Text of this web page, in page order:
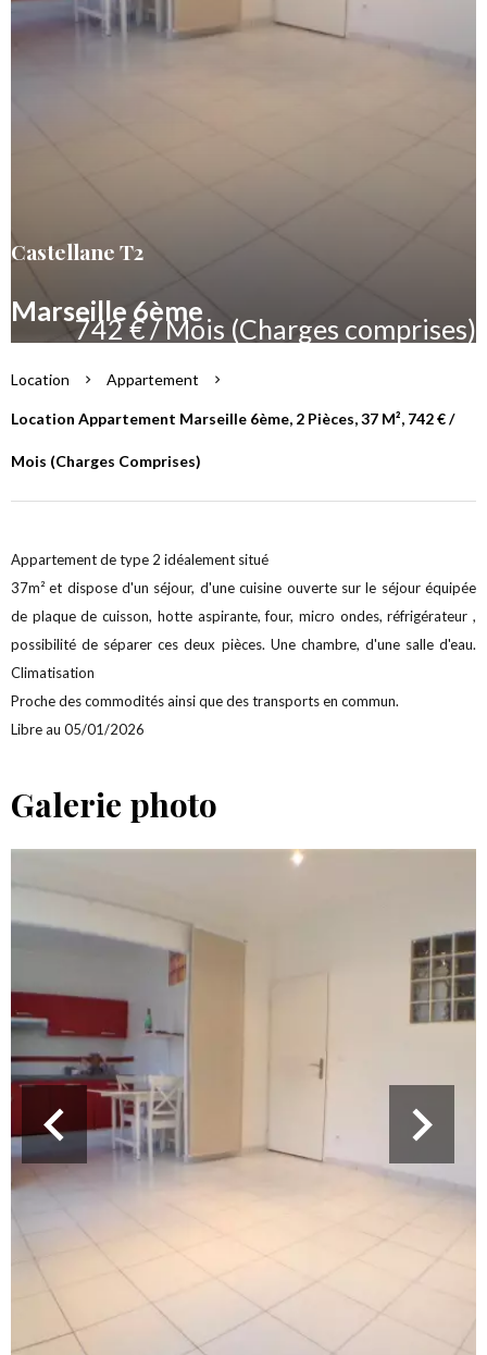
Castellane T2
Marseille 6ème
742 € / Mois (Charges comprises)
Location Appartement
Location Appartement Marseille 6ème, 2 Pièces, 37 M², 742 € /
Mois (Charges Comprises)
Appartement de type 2 idéalement situé
37m² et dispose d'un séjour, d'une cuisine ouverte sur le séjour équipée
de plaque de cuisson, hotte aspirante, four, micro ondes, réfrigérateur ,
possibilité de séparer ces deux pièces. Une chambre, d'une salle d'eau.
Climatisation
Proche des commodités ainsi que des transports en commun.
Libre au 05/01/2026
Galerie photo